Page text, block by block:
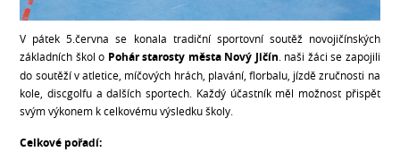
V pátek 5.června se konala tradiční sportovní soutěž novojičínských
základních škol o Pohár starosty města Nový Jičín. naši žáci se zapojili
do soutěží v atletice, míčových hrách, plavání, florbalu, jízdě zručnosti na
kole, discgolfu a dalších sportech. Každý účastník měl možnost přispět
svým výkonem k celkovému výsledku školy.
Celkové pořadí: